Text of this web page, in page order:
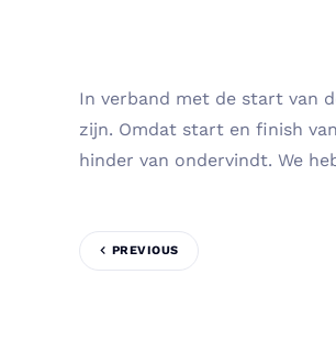
In verband met de start van
zijn. Omdat start en finish
hinder van ondervindt. We
PREVIOUS